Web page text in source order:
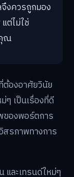
งควรถูกมอง
ต่ไม่ใช่
ณ
ต้องอาศัยวินัย
ๆ เป็นเรื่องที่ดี
ของพอร์ตการ
สรภาพทางการ
และเทรนด์ใหม่ๆ